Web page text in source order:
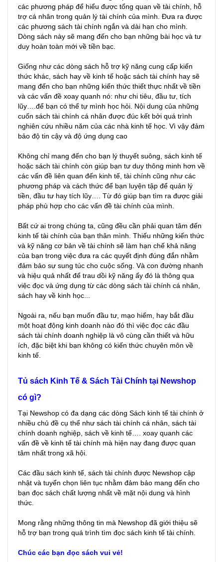
các phương pháp để hiểu được tổng quan về tài chính, hỗ
trợ cá nhân trong quản lý tài chính của mình. Đưa ra được
các phương sách tài chính ngắn và dài hạn cho mình.
Dòng sách này sẽ mang đến cho bạn những bài học và tư
duy hoàn toàn mới về tiền bạc.
Giống như các dòng sách hỗ trợ kỹ năng cung cấp kiến
thức khác, sách hay về kinh tế hoặc sách tài chính hay sẽ
mang đến cho bạn những kiến thức thiết thực nhất về tiền
và các vấn đề xoay quanh nó: như chi tiêu, đầu tư, tích
lũy….để bạn có thể tự mình học hỏi. Nội dung của những
cuốn sách tài chính cá nhân được đúc kết bởi quá trình
nghiên cứu nhiều năm của các nhà kinh tế học. Vì vậy đảm
bảo độ tin cậy và độ ứng dụng cao
Không chỉ mang đến cho bạn lý thuyết suông, sách kinh tế
hoặc sách tài chính còn giúp bạn tư duy thông minh hơn về
các vấn đề liên quan đến kinh tế, tài chính cũng như các
phương pháp và cách thức để bạn luyện tập để quản lý
tiền, đầu tư hay tích lũy…. Từ đó giúp bạn tìm ra được giải
pháp phù hợp cho các vấn đề tài chính của mình.
Bất cứ ai trong chúng ta, cũng đều cần phải quan tâm đến
kinh tế tài chính của bạn thân mình. Thiếu những kiến thức
và kỹ năng cơ bản về tài chính sẽ làm hạn chế khả năng
của bạn trong việc đưa ra các quyết định đúng đắn nhằm
đảm bảo sự sung túc cho cuộc sống. Và con đường nhanh
và hiệu quả nhất để trau dồi kỹ năng ấy đó là thông qua
việc đọc và ứng dụng từ các dòng sách tài chính cá nhân,
sách hay về kinh học...
Ngoài ra, nếu bạn muốn đầu tư, mạo hiểm, hay bắt đầu
một hoạt động kinh doanh nào đó thì việc đọc các đầu
sách tài chính doanh nghiệp là vô cùng cần thiết và hữu
ích, đặc biệt khi bạn không có kiến thức chuyên môn về
kinh tế.
Tủ sách Kinh Tế & Sách Tài Chính tại Newshop
có gì?
Tại Newshop có đa dạng các dòng Sách kinh tế tài chính ở
nhiều chủ đề cụ thể như sách tài chính cá nhân, sách tài
chính doanh nghiệp, sách về kinh tế…. xoay quanh các
vấn đề về kinh tế tài chính mà hiện nay đang được quan
tâm nhất trong xã hội.
Các đầu sách kinh tế, sách tài chính được Newshop cập
nhật và tuyển chọn liên tục nhằm đảm bảo mang đến cho
bạn đọc sách chất lượng nhất về mặt nội dung và hình
thức.
Mong rằng những thông tin mà Newshop đã giới thiệu sẽ
hỗ trợ bạn trong quá trình tìm đọc sách kinh tế tài chính.
Chúc các bạn đọc sách vui vẻ!